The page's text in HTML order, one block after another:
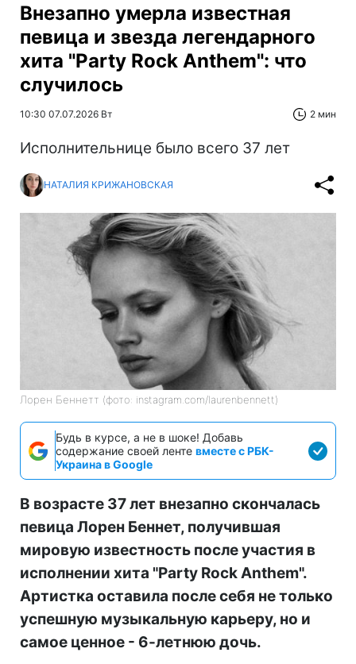
Внезапно умерла известная
певица и звезда легендарного
хита "Party Rock Anthem": что
случилось
10:30 07.07.2026 Вт 2 мин
Исполнительнице было всего 37 лет
НАТАЛИЯ КРИЖАНОВСКАЯ
Лорен Беннетт (фото: instagram.com/laurenbennett)
Будь в курсе, а не в шоке! Добавь
содержание своей ленте вместе с РБК-
Украина в Google
В возрасте 37 лет внезапно скончалась
певица Лорен Беннет, получившая
мировую известность после участия в
исполнении хита "Party Rock Anthem".
Артистка оставила после себя не только
успешную музыкальную карьеру, но и
самое ценное - 6-летнюю дочь.